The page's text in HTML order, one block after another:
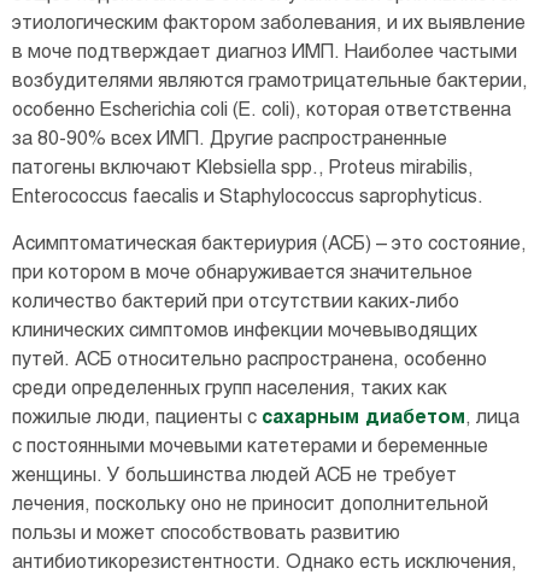
этиологическим фактором заболевания, и их выявление
в моче подтверждает диагноз ИМП. Наиболее частыми
возбудителями являются грамотрицательные бактерии,
особенно Escherichia coli (E. coli), которая ответственна
за 80-90% всех ИМП. Другие распространенные
патогены включают Klebsiella spp., Proteus mirabilis,
Enterococcus faecalis и Staphylococcus saprophyticus.
Асимптоматическая бактериурия (АСБ) – это состояние,
при котором в моче обнаруживается значительное
количество бактерий при отсутствии каких-либо
клинических симптомов инфекции мочевыводящих
путей. АСБ относительно распространена, особенно
среди определенных групп населения, таких как
пожилые люди, пациенты с сахарным диабетом , лица
с постоянными мочевыми катетерами и беременные
женщины. У большинства людей АСБ не требует
лечения, поскольку оно не приносит дополнительной
пользы и может способствовать развитию
антибиотикорезистентности. Однако есть исключения,